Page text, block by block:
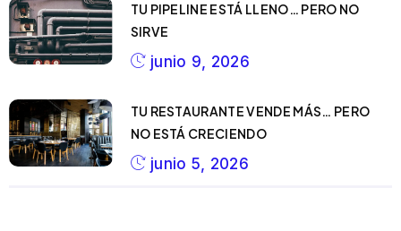
TU PIPELINE ESTÁ LLENO… PERO NO
SIRVE
junio 9, 2026
TU RESTAURANTE VENDE MÁS… PERO
NO ESTÁ CRECIENDO
junio 5, 2026